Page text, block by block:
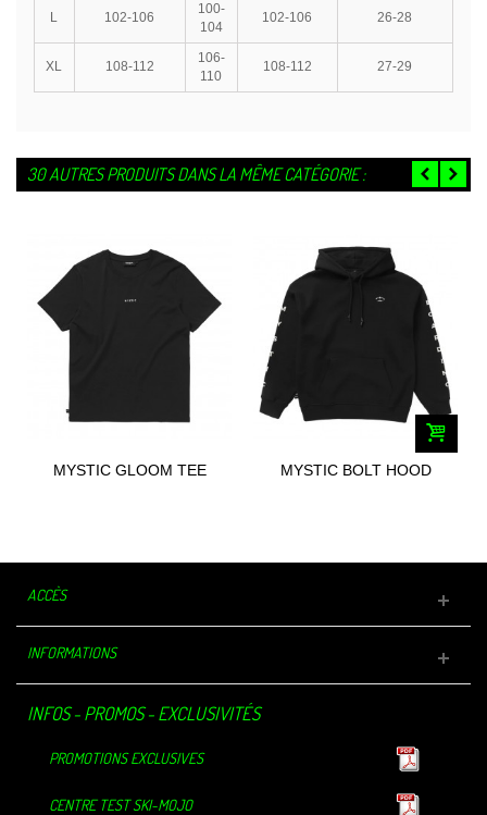
L 102-106
100-
104
102-106 26-28
XL 108-112
106-
110
108-112 27-29
30 AUTRES PRODUITS DANS LA MÊME CATÉGORIE :
MYSTIC GLOOM TEE
MYSTIC BOLT HOOD
ACCÈS
INFORMATIONS
INFOS - PROMOS - EXCLUSIVITÉS
PROMOTIONS EXCLUSIVES
CENTRE TEST SKI-MOJO